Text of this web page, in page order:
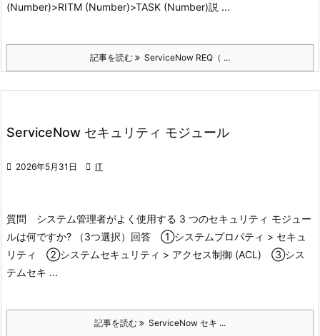
(Number)>RITM (Number)>TASK (Number)説 ...
記事を読む ServiceNow REQ（ ...
ServiceNow セキュリティ モジュール
 2026年5月31日  IT
質問 システム管理者がよく使用する 3 つのセキュリティ モジュー
ルは何ですか? （3つ選択） 回答 ①システムプロパティ > セキュ
リティ ②システムセキュリティ > アクセス制御 (ACL) ➂シス
テムセキ ...
記事を読む ServiceNow セキ ...